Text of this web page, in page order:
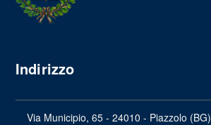
Indirizzo
Via Municipio, 65 - 24010 - Piazzolo (BG)